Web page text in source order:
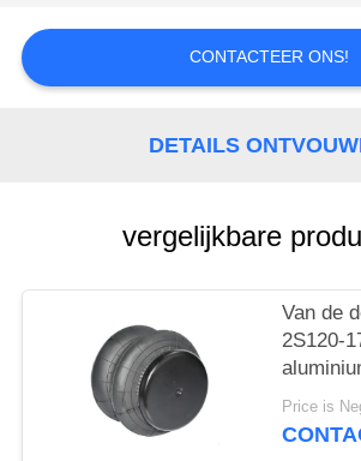
NIEUWS
EEN
OFFERTE
SITEMAP
PRIVACY
BELEID
CONTACTEER ONS!
DETAILS
vergelijkbare
Van de
2S120-
van de de